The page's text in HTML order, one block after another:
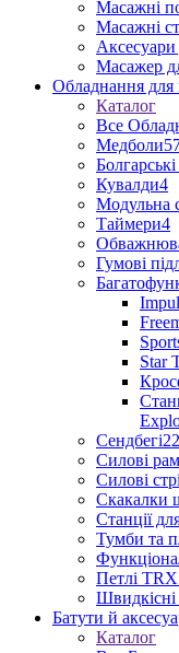
Масажні
Масажні
Масажер
Обладнання для
Каталог
Все
Медболи
Кувалди4
Модульна
Таймери4
Гумові
Star
Сендбегі22
Силові
Силові
Скакалки
Станції
Тумби та
Петлі TRX
Швидкісні
Батути й
Каталог